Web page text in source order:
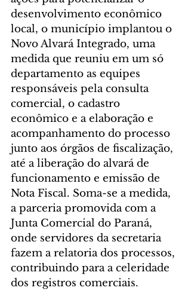
desenvolvimento econômico
local, o município implantou o
Novo Alvará Integrado, uma
medida que reuniu em um só
departamento as equipes
responsáveis pela consulta
comercial, o cadastro
econômico e a elaboração e
acompanhamento do processo
junto aos órgãos de fiscalização,
até a liberação do alvará de
funcionamento e emissão de
Nota Fiscal. Soma-se a medida,
a parceria promovida com a
Junta Comercial do Paraná,
onde servidores da secretaria
fazem a relatoria dos processos,
contribuindo para a celeridade
dos registros comerciais.